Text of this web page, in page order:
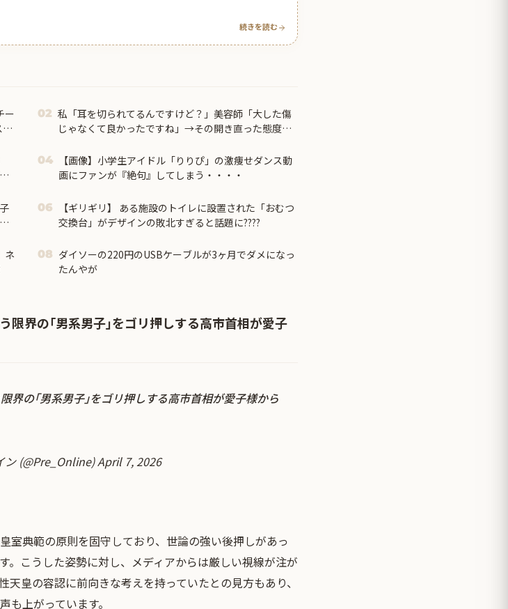
続きを読む
ー
02 私「耳を切られてるんですけど？」美容師「大した傷
じゃなくて良かったですね」→その開き直った態度に
04
【画像】小学生アイドル「りりぴ」の激痩せダンス動
画にファンが『絶句』してしまう・・・・
06
【ギリギリ】 ある施設のトイレに設置された「おむつ
交換台」がデザインの敗北すぎると話題に????
ネ
08 ダイソーの220円のUSBケーブルが3ヶ月でダメになっ
たんやが
界の｢男系男子｣をゴリ押しする高市首相が愛子
界の｢男系男子｣をゴリ押しする高市首相が愛子様から
ン (@Pre_Online)April 7, 2026
室典範の原則を固守しており、世論の強い後押しがあっ
。こうした姿勢に対し、メディアからは厳しい視線が注が
皇の容認に前向きな考えを持っていたとの見方もあり、
上がっています。